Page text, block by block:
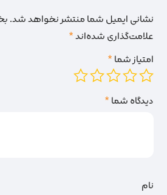
نشانی ایمیل شما منتشر نخواهد شد.
علامت‌گذاری شده‌اند*
امتیاز شما*
دیدگاه شما*
نام